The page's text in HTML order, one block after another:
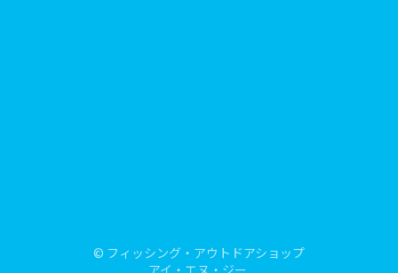
© フィッシング・アウトドアショップ
アイ・エヌ・ジー.